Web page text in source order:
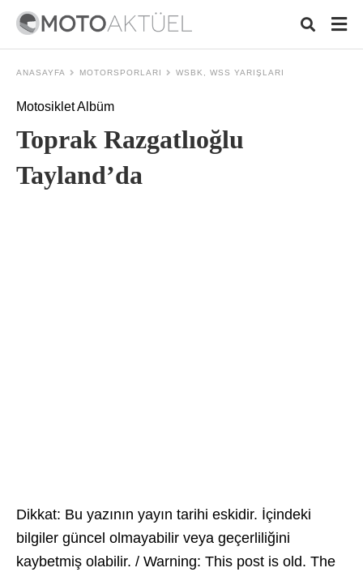
ANASAYFA MOTORSPORLARI WSBK, WSS YARIŞLARI
Motosiklet Albüm
Toprak Razgatlıoğlu
Tayland’da
Dikkat: Bu yazının yayın tarihi eskidir. İçindeki
bilgiler güncel olmayabilir veya geçerliliğini
kaybetmiş olabilir. / Warning: This post is old. The